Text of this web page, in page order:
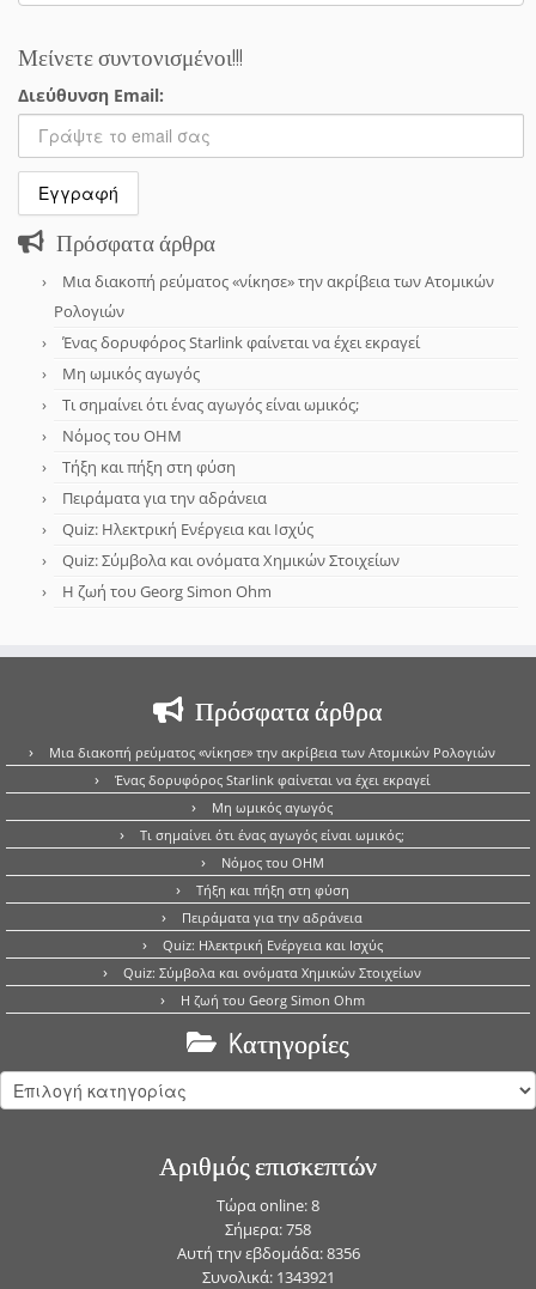
Μείνετε συντονισμένοι!!!
Διεύθυνση Email:
Πρόσφατα άρθρα
Μια διακοπή ρεύματος «νίκησε» την ακρίβεια των Ατομικών
Ρολογιών
Ένας δορυφόρος Starlink φαίνεται να έχει εκραγεί
Μη ωμικός αγωγός
Τι σημαίνει ότι ένας αγωγός είναι ωμικός;
Νόμος του OHM
Τήξη και πήξη στη φύση
Πειράματα για την αδράνεια
Quiz: Ηλεκτρική Ενέργεια και Ισχύς
Quiz: Σύμβολα και ονόματα Χημικών Στοιχείων
Η ζωή του Georg Simon Ohm
Πρόσφατα άρθρα
Μια διακοπή ρεύματος «νίκησε» την ακρίβεια των Ατομικών Ρολογιών
Ένας δορυφόρος Starlink φαίνεται να έχει εκραγεί
Μη ωμικός αγωγός
Τι σημαίνει ότι ένας αγωγός είναι ωμικός;
Νόμος του OHM
Τήξη και πήξη στη φύση
Πειράματα για την αδράνεια
Quiz: Ηλεκτρική Ενέργεια και Ισχύς
Quiz: Σύμβολα και ονόματα Χημικών Στοιχείων
Η ζωή του Georg Simon Ohm
Kατηγορίες
Kατηγορίες
Αριθμός επισκεπτών
Τώρα online: 8
Σήμερα: 758
Αυτή την εβδομάδα: 8356
Συνολικά: 1343921